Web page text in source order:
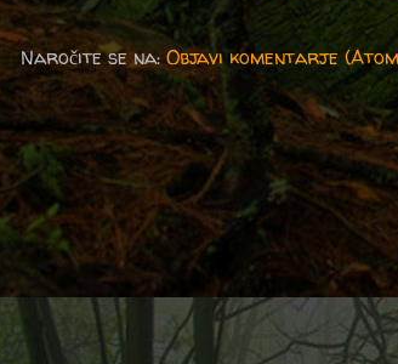
Naročite se na: Objavi komentarje